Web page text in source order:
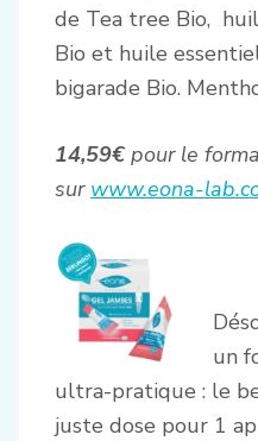
de Tea tree Bio,
Bio et huile
bigarade Bio.
14,59€ pour le
sur www.eona-
un
ultra-pratique : le
juste dose pour 1